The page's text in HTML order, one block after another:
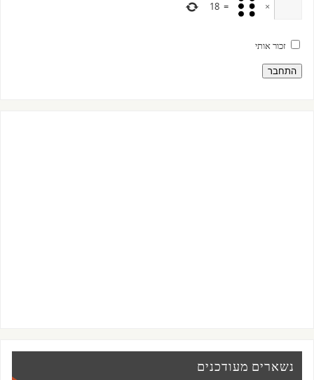
×
=
18
זכור אותי
התחבר
נשארים מעודכנים